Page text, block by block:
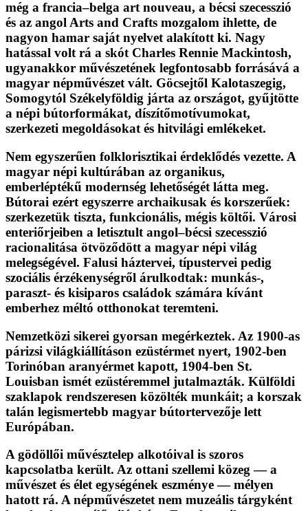
még a francia–belga art nouveau, a bécsi szecesszió
és az angol Arts and Crafts mozgalom ihlette, de
nagyon hamar saját nyelvet alakított ki. Nagy
hatással volt rá a skót Charles Rennie Mackintosh,
ugyanakkor művészetének legfontosabb forrásává a
magyar népművészet vált. Göcsejtől Kalotaszegig,
Somogytól Székelyföldig járta az országot, gyűjtötte
a népi bútorformákat, díszítőmotívumokat,
szerkezeti megoldásokat és hitvilági emlékeket.
Nem egyszerűen folklorisztikai érdeklődés vezette. A
magyar népi kultúrában az organikus,
emberléptékű modernség lehetőségét látta meg.
Bútorai ezért egyszerre archaikusak és korszerűek:
szerkezetük tiszta, funkcionális, mégis költői. Városi
enteriőrjeiben a letisztult angol–bécsi szecesszió
racionalitása ötvöződött a magyar népi világ
melegségével. Falusi háztervei, típustervei pedig
szociális érzékenységről árulkodtak: munkás-,
paraszt- és kisiparos családok számára kívánt
emberhez méltó otthonokat teremteni.
Nemzetközi sikerei gyorsan megérkeztek. Az 1900-as
párizsi világkiállításon ezüstérmet nyert, 1902-ben
Torinóban aranyérmet kapott, 1904-ben St.
Louisban ismét ezüstéremmel jutalmazták. Külföldi
szaklapok rendszeresen közölték munkáit; a korszak
talán legismertebb magyar bútortervezője lett
Európában.
A gödöllői művésztelep alkotóival is szoros
kapcsolatba került. Az ottani szellemi közeg — a
művészet és élet egységének eszménye — mélyen
hatott rá. A népművészetet nem muzeális tárgyként